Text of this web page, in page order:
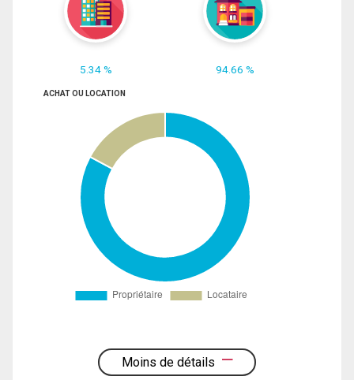
5.34 % 94.66 %
ACHAT OU LOCATION
Moins de détails